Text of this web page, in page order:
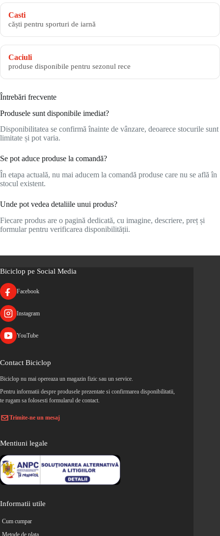
Casti
căști pentru sporturi de iarnă
Caciuli
produse disponibile pentru sezonul rece
Întrebări frecvente
Produsele sunt disponibile imediat?
Disponibilitatea se confirmă înainte de vânzare, deoarece stocurile sunt
limitate și pot varia.
Se pot aduce produse la comandă?
În etapa actuală, nu mai aducem la comandă produse care nu se află în
stocul existent.
Unde pot vedea detaliile unui produs?
Fiecare produs are o pagină dedicată, cu imagine, descriere, preț și
formular pentru verificarea disponibilității.
Biciclop pe Social Media
Facebook
Instagram
YouTube
Contact Biciclop
Biciclop nu mai opereaza un magazin fizic sau un service.
Pentru informatii despre produsele prezentate si confirmarea disponibilitatii,
te rugam sa folosesti formularul de contact.
Trimite-ne un mesaj
Mentiuni legale
Informatii utile
Cum cumpar
Metode de plata